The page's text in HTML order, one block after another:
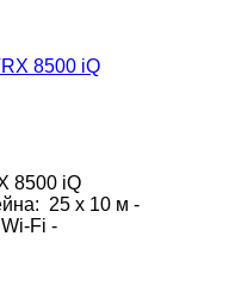
8500 iQ
25 х 10 м -
Fi -